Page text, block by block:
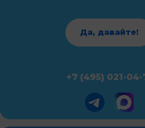
Да, давайте!
+7 (495) 021-04-